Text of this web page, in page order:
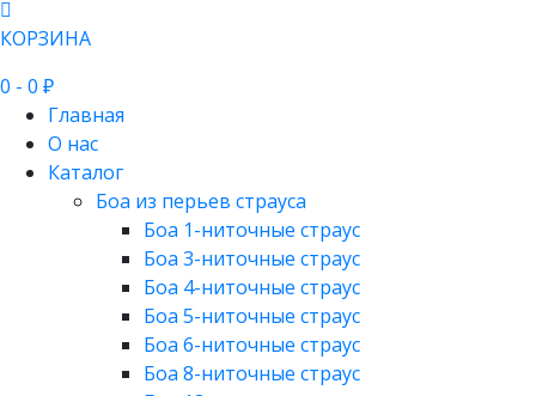
КОРЗИНА
0 - 0 ₽
Главная
О нас
Каталог
Боа из перьев страуса
Боа 1-ниточные страус
Боа 3-ниточные страус
Боа 4-ниточные страус
Боа 5-ниточные страус
Боа 6-ниточные страус
Боа 8-ниточные страус